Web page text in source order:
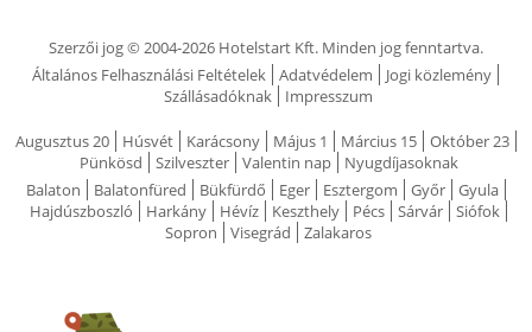
Szerzői jog © 2004-2026 Hotelstart Kft. Minden jog fenntartva.
Általános Felhasználási Feltételek
Adatvédelem
Jogi közlemény
Szállásadóknak
Impresszum
Augusztus 20 Húsvét Karácsony Május 1 Március 15
Október 23
Pünkösd
Szilveszter Valentin nap
Nyugdíjasoknak
Balaton
Balatonfüred Bükfürdő Eger Esztergom Győr
Gyula
Hajdúszboszló
Harkány Hévíz Keszthely Pécs Sárvár
Siófok
Sopron
Visegrád Zalakaros